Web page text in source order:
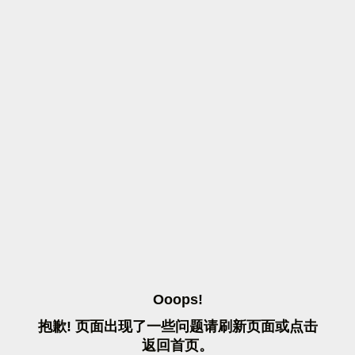
OOOPS!
抱歉! 页面出现了一些问题请刷 新页面或点击
返 回首页。